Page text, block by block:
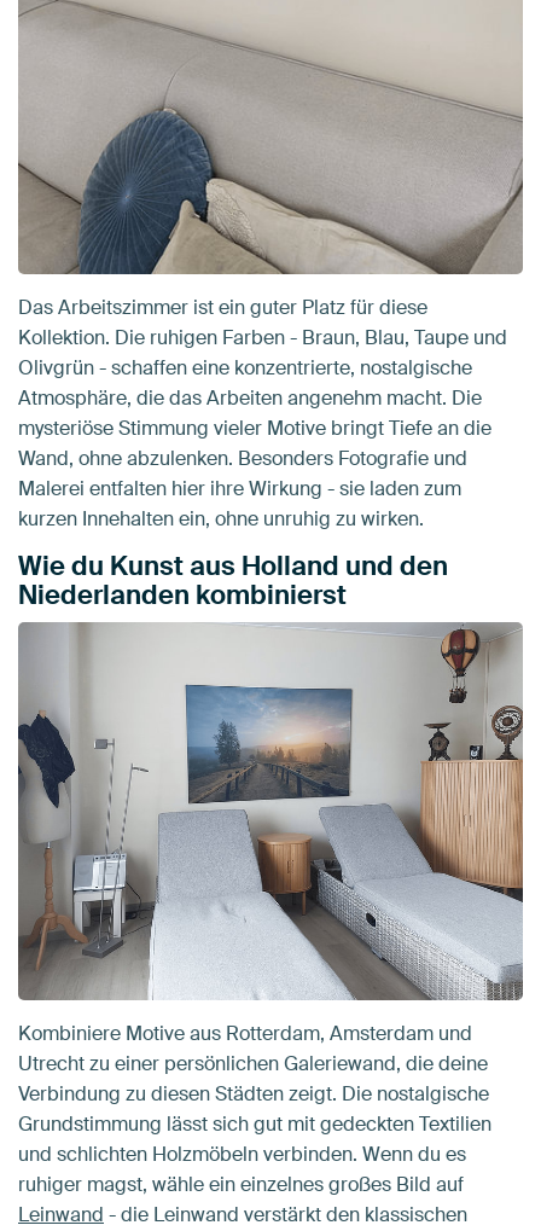
Das Arbeitszimmer ist ein guter Platz für diese
Kollektion. Die ruhigen Farben - Braun, Blau, Taupe und
Olivgrün - schaffen eine konzentrierte, nostalgische
Atmosphäre, die das Arbeiten angenehm macht. Die
mysteriöse Stimmung vieler Motive bringt Tiefe an die
Wand, ohne abzulenken. Besonders Fotografie und
Malerei entfalten hier ihre Wirkung - sie laden zum
kurzen Innehalten ein, ohne unruhig zu wirken.
Wie du Kunst aus Holland und den
Niederlanden kombinierst
Kombiniere Motive aus Rotterdam, Amsterdam und
Utrecht zu einer persönlichen Galeriewand, die deine
Verbindung zu diesen Städten zeigt. Die nostalgische
Grundstimmung lässt sich gut mit gedeckten Textilien
und schlichten Holzmöbeln verbinden. Wenn du es
ruhiger magst, wähle ein einzelnes großes Bild auf
Leinwand - die Leinwand verstärkt den klassischen